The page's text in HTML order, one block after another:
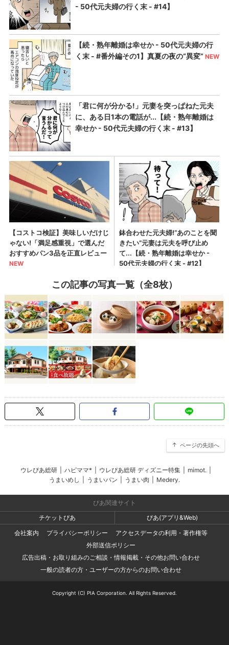
この記事の写真一覧（全8枚）
ページの先頭へ
ウレぴあ総研 ハピママ* ウレぴあ総研 ディズニー特集 mimot.
うまいめし
うまいパン うまい肉 Medery.
ぴあ関連サイト
チケットぴあ
ぴあ(アプリ&Web)
会社案内
プライバシーポリシー
アクセスデータの利用・著作権等
外部送信ポリシー
広告出稿・お取り組みのご相談・情報掲載・その他お問い合わせ
一般の読者の方・ユーザーの方からのお問い合わせ
Copyright (C) PIA Corporation. All Rights Reserved.